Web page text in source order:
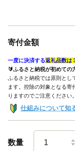
寄付金額
一度に決済する返礼品数は
🔰ふるさと納税が初めての
ふるさと納税では原則とし
ます。控除の対象となる寄
りますのでご注意ください。
仕組みについて知
数量